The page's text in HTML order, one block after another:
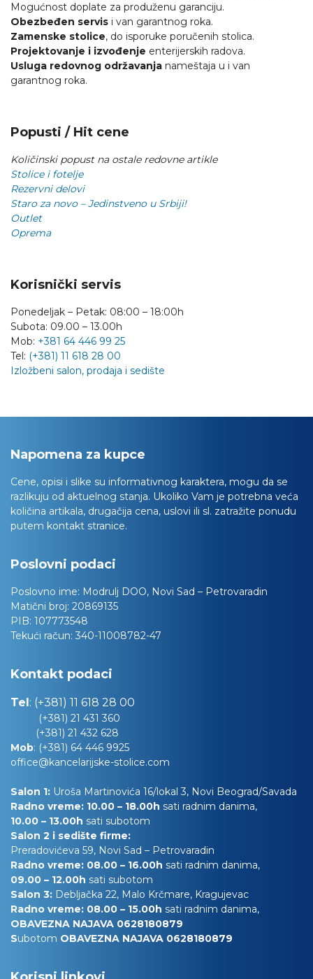
Mogućnost doplate za produženu garanciju.
Obezbeđen servis i van garantnog roka.
Zamenske stolice, do isporuke poručenih stolica.
Projektovanje i izvođenje enterijerskih radova.
Usluga redovnog održavanja nameštaja u i van
garantnog roka.
Popusti / Hit cene
Količinski popust na ostale redovne artikle
Stolice i fotelje
Rezervni delovi
Staro za novo – Jedinstveno u Srbiji!
Outlet
Oprema
Korisnički servis
Ponedeljak – Petak: 08:00 – 18:00h
Subota: 09.00 – 13.00h
Mob: +381 64 446 99 25
Tel: (+381) 11 618 28 00
Izložbeni salon, prodaja i sedište
Napomena za kupce
Cene, opisi i slike su informativnog karaktera, mogu da se
razlikuju od aktuelnog stanja. Ukoliko Vam je potrebna veća
količina artikala, drugačija cena, uslovi ili sl. zatražite ponudu
putem kontakt stranice.
Poslovni podaci
Poslovno ime: Modrulj DOO, Novi Sad – Petrovaradin
Matični broj: 20869135
PIB: 107773548
Tekući račun: 340-11008782-47
Kontakt podaci
Tel: (+381) 11 618 28 00
(+381) 21 431 360
(+381) 21 432 628
Mob: (+381) 64 446 9925
office@kancelarijske-stolice.com
Salon 1: Uroša Martinovića 16/lokal 3, Novi Beograd/Savada
Radno vreme: 10.00 – 18.00h sati radnim danima,
10.00 – 13.00h sati subotom
Salon 2 i sedište firme:
Preradovićeva 59, Novi Sad – Petrovaradin
Radno vreme: 08.00 – 16.00h sati radnim danima,
09.00 – 12.00h sati subotom
Salon 3: Debljačka 22, Malo Krčmare, Kragujevac
Radno vreme: 08.00 – 15.00h sati radnim danima,
OBAVEZNA NAJAVA 0628180879
Subotom OBAVEZNA NAJAVA 0628180879